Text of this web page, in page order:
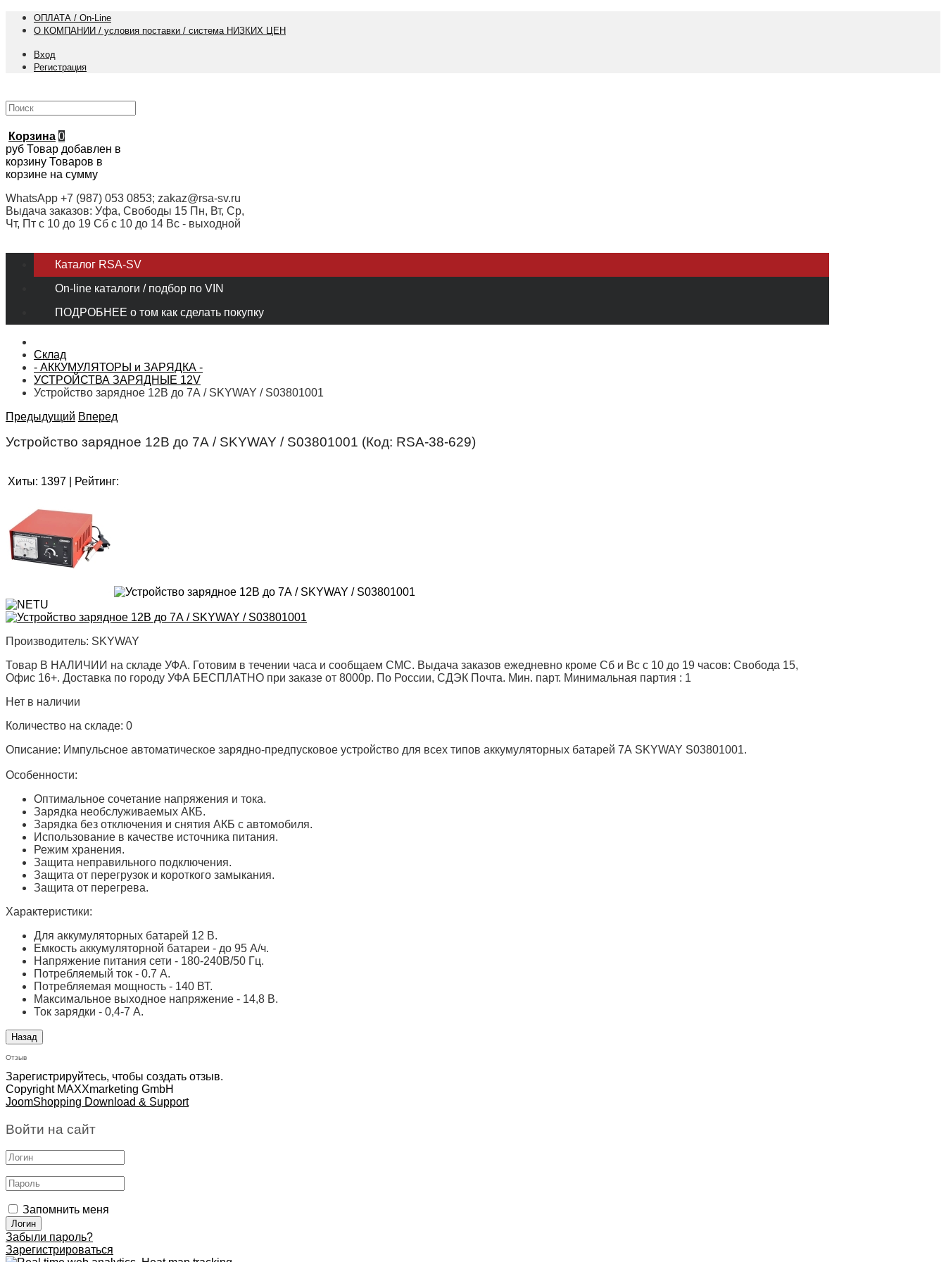
ОПЛАТА / On-Line
О КОМПАНИИ / условия поставки / система НИЗКИХ ЦЕН
Вход
Регистрация
Корзина 0
руб Товар добавлен в
корзину Товаров в
корзине на сумму
WhatsApp +7 (987) 053 0853; zakaz@rsa-sv.ru
Выдача заказов: Уфа, Свободы 15 Пн, Вт, Ср,
Чт, Пт с 10 до 19 Сб с 10 до 14 Вс - выходной
Каталог RSA-SV
On-line каталоги / подбор по VIN
ПОДРОБНЕЕ о том как сделать покупку
Склад
- АККУМУЛЯТОРЫ и ЗАРЯДКА -
УСТРОЙСТВА ЗАРЯДНЫЕ 12V
Устройство зарядное 12В до 7А / SKYWAY / S03801001
Предыдущий Вперед
Устройство зарядное 12В до 7А / SKYWAY / S03801001 (Код: RSA-38-629)
Хиты: 1397 Рейтинг:
Производитель: SKYWAY
Товар В НАЛИЧИИ на складе УФА. Готовим в течении часа и сообщаем СМС. Выдача заказов ежедневно кроме Сб и Вс с 10 до 19 часов: Свобода 15,
Офис 16+. Доставка по городу УФА БЕСПЛАТНО при заказе от 8000р. По России, СДЭК Почта. Мин. парт. Минимальная партия : 1
Нет в наличии
Количество на складе: 0
Описание: Импульсное автоматическое зарядно-предпусковое устройство для всех типов аккумуляторных батарей 7А SKYWAY S03801001.
Особенности:
Оптимальное сочетание напряжения и тока.
Зарядка необслуживаемых АКБ.
Зарядка без отключения и снятия АКБ с автомобиля.
Использование в качестве источника питания.
Режим хранения.
Защита неправильного подключения.
Защита от перегрузок и короткого замыкания.
Защита от перегрева.
Характеристики:
Для аккумуляторных батарей 12 В.
Емкость аккумуляторной батареи - до 95 А/ч.
Напряжение питания сети - 180-240В/50 Гц.
Потребляемый ток - 0.7 А.
Потребляемая мощность - 140 ВТ.
Максимальное выходное напряжение - 14,8 В.
Ток зарядки - 0,4-7 А.
Отзыв
Зарегистрируйтесь, чтобы создать отзыв.
Copyright MAXXmarketing GmbH
JoomShopping Download & Support
Войти на сайт
Запомнить меня
Забыли пароль?
Зарегистрироваться